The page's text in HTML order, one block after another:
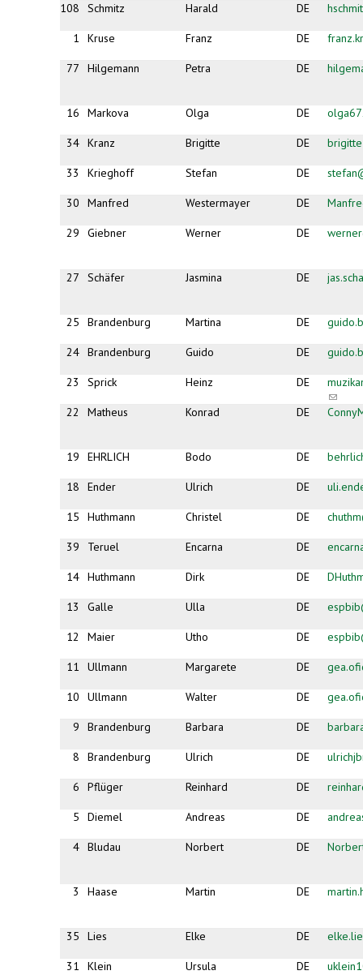
108 Schmitz Harald DE
1 Kruse Franz DE
77 Hilgemann Petra DE
16 Markova Olga DE
34 Kranz Brigitte DE
33 Krieghoff Stefan DE
30 Manfred Westermayer DE
29 Giebner Werner DE
27 Schäfer Jasmina DE
25 Brandenburg Martina DE
24 Brandenburg Guido DE
23 Sprick Heinz DE
(link
sends
22 Matheus Konrad DE
19 EHRLICH Bodo DE
18 Ender Ulrich DE
15 Huthmann Christel DE
39 Teruel Encarna DE
14 Huthmann Dirk DE
13 Galle Ulla DE
12 Maier Utho DE
11 Ullmann Margarete DE
10 Ullmann Walter DE
9 Brandenburg Barbara DE
8 Brandenburg Ulrich DE
6 Pflüger Reinhard DE
5 Diemel Andreas DE
4 Bludau Norbert DE
3 Haase Martin DE
35 Lies Elke DE
31 Klein Ursula DE